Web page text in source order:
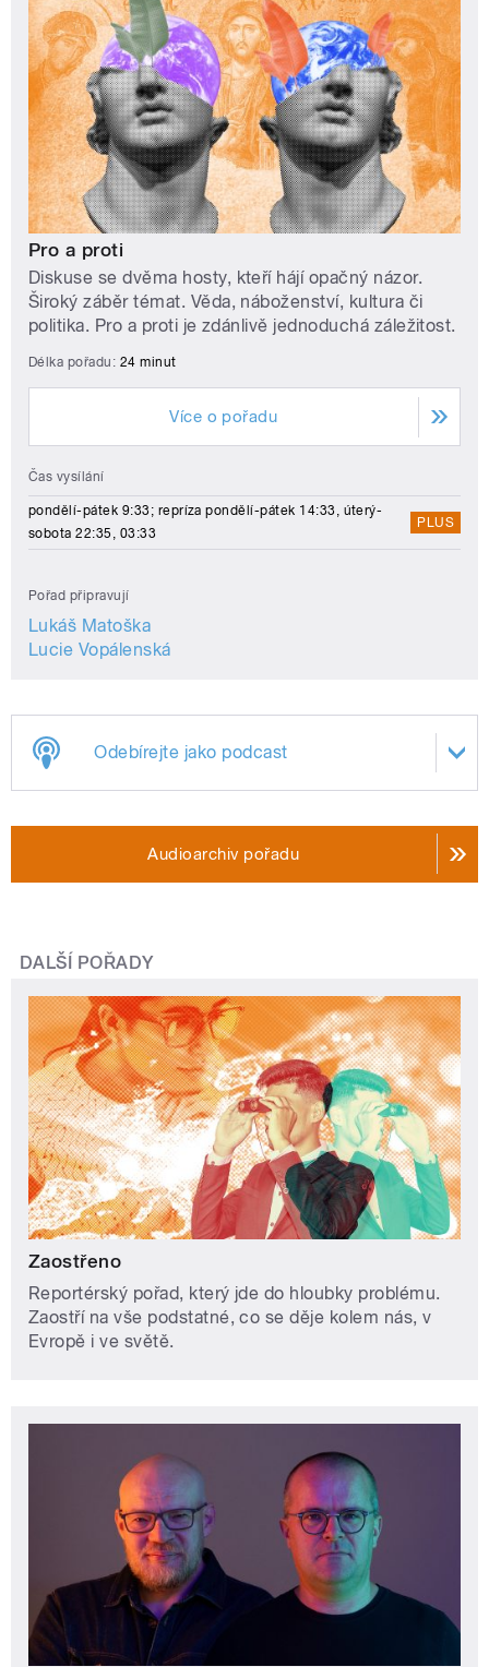
Pro a proti
Diskuse se dvěma hosty, kteří hájí opačný názor.
Široký záběr témat. Věda, náboženství, kultura či
politika. Pro a proti je zdánlivě jednoduchá záležitost.
Délka pořadu: 24 minut
Více o pořadu
Čas vysílání
pondělí-pátek 9:33; repríza pondělí-pátek 14:33, úterý-
sobota 22:35, 03:33
PLUS
Pořad připravují
Lukáš Matoška
Lucie Vopálenská
Odebírejte jako podcast
Audioarchiv pořadu
DALŠÍ POŘADY
Zaostřeno
Reportérský pořad, který jde do hloubky problému.
Zaostří na vše podstatné, co se děje kolem nás, v
Evropě i ve světě.